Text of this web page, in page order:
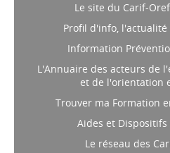
Le site du Carif-
Profil d'info,
Information
L'Annuaire des acteurs de
et de l'orientation
Trouver ma Formation
Aides et
Le réseau des